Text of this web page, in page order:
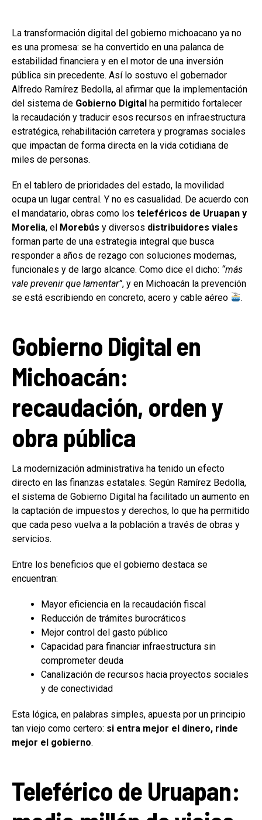
La transformación digital del gobierno michoacano ya no
es una promesa: se ha convertido en una palanca de
estabilidad financiera y en el motor de una inversión
pública sin precedente. Así lo sostuvo el gobernador
Alfredo Ramírez Bedolla, al afirmar que la implementación
del sistema de Gobierno Digital ha permitido fortalecer
la recaudación y traducir esos recursos en infraestructura
estratégica, rehabilitación carretera y programas sociales
que impactan de forma directa en la vida cotidiana de
miles de personas.
En el tablero de prioridades del estado, la movilidad
ocupa un lugar central. Y no es casualidad. De acuerdo con
el mandatario, obras como los teleféricos de Uruapan y
Morelia, el Morebús y diversos distribuidores viales
forman parte de una estrategia integral que busca
responder a años de rezago con soluciones modernas,
funcionales y de largo alcance. Como dice el dicho: “más
vale prevenir que lamentar”, y en Michoacán la prevención
se está escribiendo en concreto, acero y cable aéreo
.
Gobierno Digital en
Michoacán:
recaudación, orden y
obra pública
La modernización administrativa ha tenido un efecto
directo en las finanzas estatales. Según Ramírez Bedolla,
el sistema de Gobierno Digital ha facilitado un aumento en
la captación de impuestos y derechos, lo que ha permitido
que cada peso vuelva a la población a través de obras y
servicios.
Entre los beneficios que el gobierno destaca se
encuentran:
Mayor eficiencia en la recaudación fiscal
Reducción de trámites burocráticos
Mejor control del gasto público
Capacidad para financiar infraestructura sin
comprometer deuda
Canalización de recursos hacia proyectos sociales
y de conectividad
Esta lógica, en palabras simples, apuesta por un principio
tan viejo como certero: si entra mejor el dinero, rinde
mejor el gobierno.
Teleférico de Uruapan: